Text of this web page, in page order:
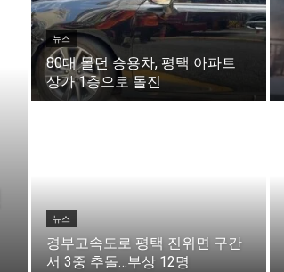
뉴스
80대 몰던 승용차, 평택 아파트
상가 1층으로 돌진
뉴스
경부고속도로 평택 진위면 구간
서 3중 추돌…부상 12명